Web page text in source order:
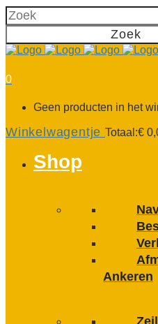
0
Geen producten in het
Winkelwagentje Totaal:€
Shop
Ankeren